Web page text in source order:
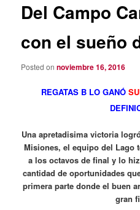
Del Campo
con el sueño
Posted onnoviembre 16, 2016
REGATAS B LO GANÓ
Una apretadisima victoria
Misiones, el equipo del Lago
a los octavos de final y lo
cantidad de oportunidades
primera parte donde el buen
gran